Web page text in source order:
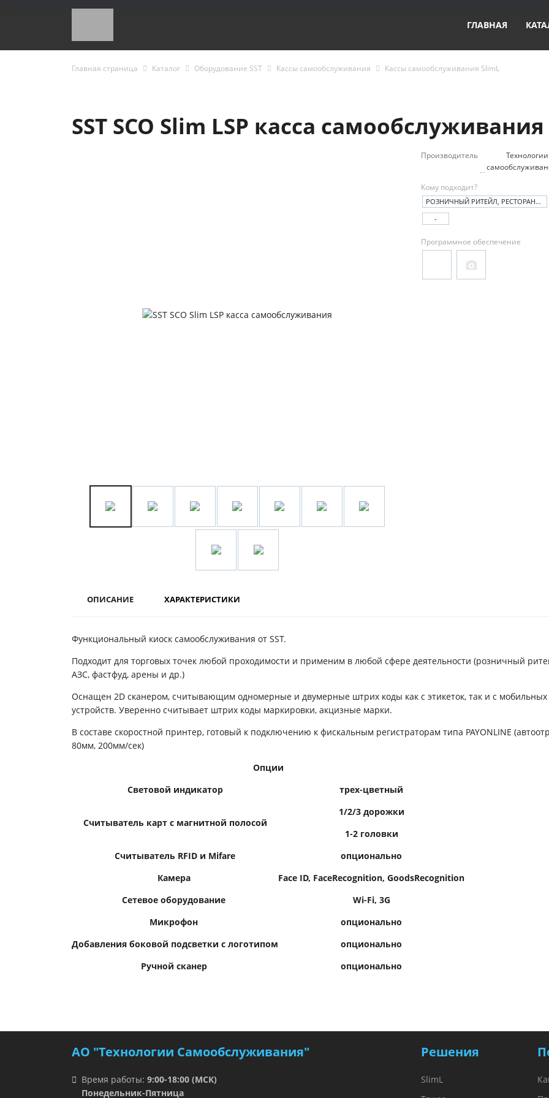
ГЛАВНАЯ
Главная страница Каталог Оборудование SST Кассы самообслуживания Кассы самообслуживания SlimL
SST SCO Slim LSP касса самообслуживания
Производитель
Технологии
Кому подходит?
РОЗНИЧНЫЙ РИТЕЙЛ, РЕСТОРАНЫ, АПТЕКИ, ФАСТФУД, АЗС, СПОРТИВНЫЕ И ШОУ-АРЕНЫ, КИНОТЕАТРЫ
-
Программное обеспечение
ОПИСАНИЕ ХАРАКТЕРИСТИКИ
Функциональный киоск самообслуживания от SST.
Подходит для торговых точек любой проходимости и применим в любой сфере деятельности (розничный
АЗС, фастфуд, арены и др.)
Оснащен 2D сканером, считывающим одномерные и двумерные штрих коды как с этикеток, так и с мобильных
устройств. Уверенно считывает штрих коды маркировки, акцизные марки.
В составе скоростной принтер, готовый к подключению к фискальным регистраторам типа PAYONLINE
80мм, 200мм/сек)
Опции
Световой индикатор
трех-цветный
Считыватель карт с магнитной полосой
1/2/3 дорожки
1-2 головки
Считыватель RFID и Mifare
опционально
Камера
Face ID, FaceRecognition, GoodsRecognition
Сетевое оборудование
Wi-Fi, 3G
Микрофон
опционально
Добавления боковой подсветки с логотипом
опционально
Ручной сканер
опционально
АО "Технологии Самообслуживания"
Время работы: 9:00-18:00 (МСК)
Понедельник-Пятница
Решения
SlimL